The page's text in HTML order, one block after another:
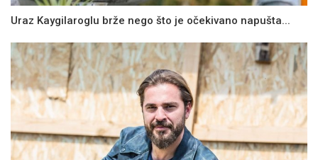
Uraz Kaygilaroglu brže nego što je očekivano napušta...